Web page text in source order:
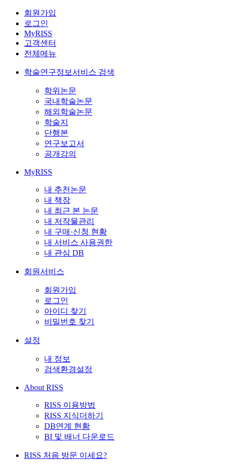
회원가입
로그인
MyRISS
고객센터
전체메뉴
학술연구정보서비스 검색
학위논문
국내학술논문
해외학술논문
학술지
단행본
연구보고서
공개강의
MyRISS
내 추천논문
내 책장
내 최근 본 논문
내 저작물관리
내 구매·신청 현황
내 서비스 사용권한
내 관심 DB
회원서비스
회원가입
로그인
아이디 찾기
비밀번호 찾기
설정
내 정보
검색환경설정
About RISS
RISS 이용방법
RISS 지식더하기
DB연계 현황
BI 및 배너 다운로드
RISS 처음 방문 이세요?